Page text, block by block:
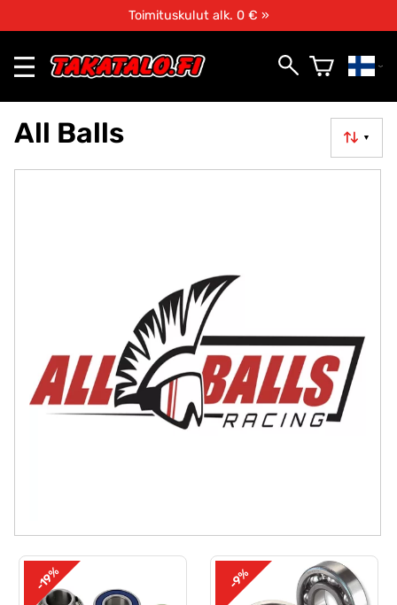
Toimituskulut alk. 0 € »
▼
All Balls
-19% -9%